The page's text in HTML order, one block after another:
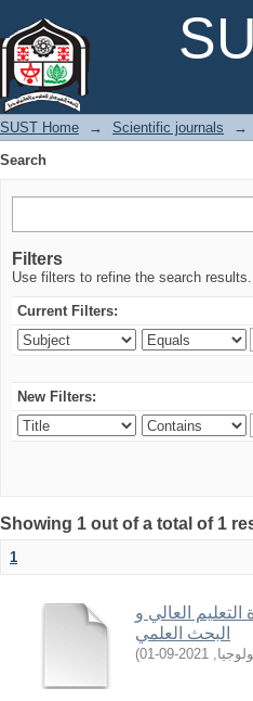
SUST Home → Scientific journals →
Search
Filters
Use filters to refine the search results.
Current Filters:
New Filters:
Showing 1 out of a total of 1
1
العالي و
البحث العلمي
,
2021-09-01
)